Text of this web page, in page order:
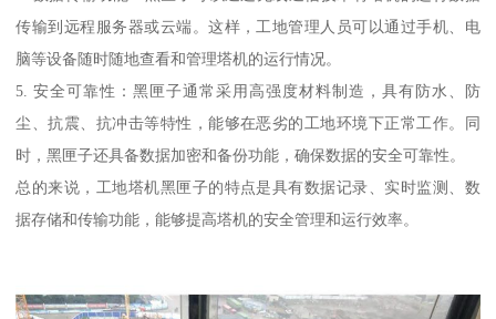
传输到远程服务器或云端。这样，工地管理人员可以通过手机、电
脑等设备随时随地查看和管理塔机的运行情况。
5. 安全可靠性：黑匣子通常采用高强度材料制造，具有防水、防
尘、抗震、抗冲击等特性，能够在恶劣的工地环境下正常工作。同
时，黑匣子还具备数据加密和备份功能，确保数据的安全可靠性。
总的来说，工地塔机黑匣子的特点是具有数据记录、实时监测、数
据存储和传输功能，能够提高塔机的安全管理和运行效率。